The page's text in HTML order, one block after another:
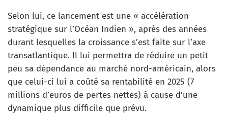
Selon lui, ce lancement est une « accélération
stratégique sur l’Océan Indien », après des années
durant lesquelles la croissance s’est faite sur l’axe
transatlantique. Il lui permettra de réduire un petit
peu sa dépendance au marché nord-américain, alors
que celui-ci lui a coûté sa rentabilité en 2025 (7
millions d’euros de pertes nettes) à cause d’une
dynamique plus difficile que prévu.